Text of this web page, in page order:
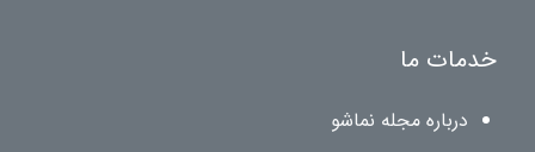
خدمات ما
درباره مجله نماشو